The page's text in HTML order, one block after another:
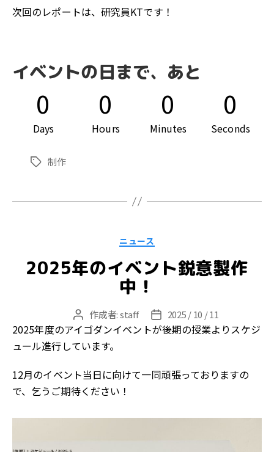
次回のレポートは、研究員KTです！
イベントの日まで、あと
0
Days
0
Hours
0
Minutes
0
Seconds
タ
制作
テ
リ
ー
ニュース
2025年のイベント鋭意製作
中！
投
稿
者
作成者:staff
投
稿
2025 / 10 / 11
2025年度のアイゴダンイベントが後期の授業よりスケジ
ュール進行しています。
12月のイベント当日に向けて一同頑張っておりますの
で、乞うご期待ください！